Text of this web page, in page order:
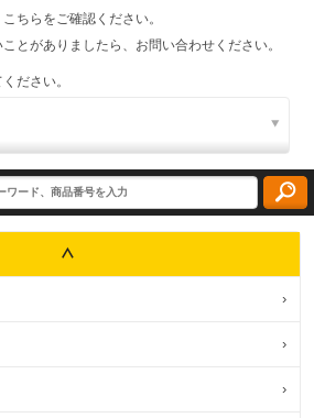
ちらをご確認ください。
とがありましたら、お問い合わせください。
ださい。
›
›
›